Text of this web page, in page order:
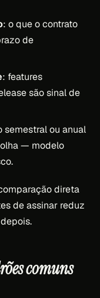
: o que o contrato
de
: features
são sinal de
semestral ou anual
— modelo
direta
de assinar reduz
comuns